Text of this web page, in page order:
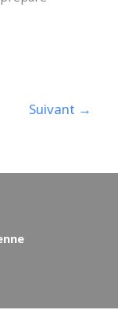
Suivant →